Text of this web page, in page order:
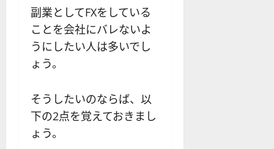
副業としてFXをしている
ことを会社にバレないよ
うにしたい人は多いでし
ょう。
そうしたいのならば、以
下の2点を覚えておきまし
ょう。